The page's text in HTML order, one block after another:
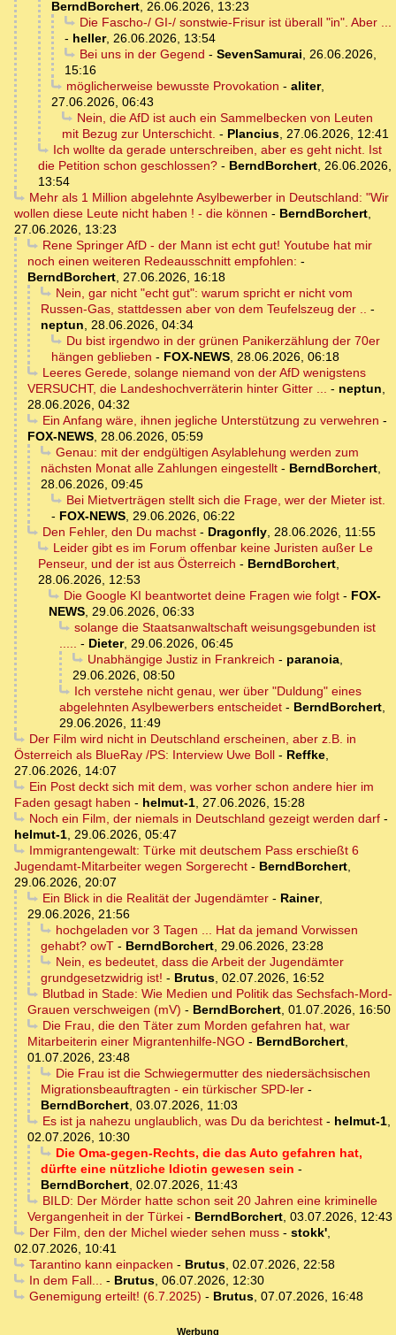
BerndBorchert, 26.06.2026, 13:23
Die Fascho-/ GI-/ sonstwie-Frisur ist überall "in". Aber ...
- heller, 26.06.2026, 13:54
Bei uns in der Gegend - SevenSamurai, 26.06.2026,
15:16
möglicherweise bewusste Provokation - aliter,
27.06.2026, 06:43
Nein, die AfD ist auch ein Sammelbecken von Leuten
mit Bezug zur Unterschicht. - Plancius, 27.06.2026, 12:41
Ich wollte da gerade unterschreiben, aber es geht nicht. Ist
die Petition schon geschlossen? - BerndBorchert, 26.06.2026,
13:54
Mehr als 1 Million abgelehnte Asylbewerber in Deutschland: "Wir
wollen diese Leute nicht haben ! - die können - BerndBorchert,
27.06.2026, 13:23
Rene Springer AfD - der Mann ist echt gut! Youtube hat mir
noch einen weiteren Redeausschnitt empfohlen: -
BerndBorchert, 27.06.2026, 16:18
Nein, gar nicht "echt gut": warum spricht er nicht vom
Russen-Gas, stattdessen aber von dem Teufelszeug der .. -
neptun, 28.06.2026, 04:34
Du bist irgendwo in der grünen Panikerzählung der 70er
hängen geblieben - FOX-NEWS, 28.06.2026, 06:18
Leeres Gerede, solange niemand von der AfD wenigstens
VERSUCHT, die Landeshochverräterin hinter Gitter ... - neptun,
28.06.2026, 04:32
Ein Anfang wäre, ihnen jegliche Unterstützung zu verwehren -
FOX-NEWS, 28.06.2026, 05:59
Genau: mit der endgültigen Asylablehung werden zum
nächsten Monat alle Zahlungen eingestellt - BerndBorchert,
28.06.2026, 09:45
Bei Mietverträgen stellt sich die Frage, wer der Mieter ist.
- FOX-NEWS, 29.06.2026, 06:22
Den Fehler, den Du machst- Dragonfly, 28.06.2026, 11:55
Leider gibt es im Forum offenbar keine Juristen außer Le
Penseur, und der ist aus Österreich - BerndBorchert,
28.06.2026, 12:53
Die Google KI beantwortet deine Fragen wie folgt- FOX-
NEWS, 29.06.2026, 06:33
solange die Staatsanwaltschaft weisungsgebunden ist
..... - Dieter, 29.06.2026, 06:45
Unabhängige Justiz in Frankreich - paranoia,
29.06.2026, 08:50
Ich verstehe nicht genau, wer über "Duldung" eines
abgelehnten Asylbewerbers entscheidet - BerndBorchert,
29.06.2026, 11:49
Der Film wird nicht in Deutschland erscheinen, aber z.B. in
Österreich als BlueRay /PS: Interview Uwe Boll - Reffke,
27.06.2026, 14:07
Ein Post deckt sich mit dem, was vorher schon andere hier im
Faden gesagt haben - helmut-1, 27.06.2026, 15:28
Noch ein Film, der niemals in Deutschland gezeigt werden darf-
helmut-1, 29.06.2026, 05:47
Immigrantengewalt: Türke mit deutschem Pass erschießt 6
Jugendamt-Mitarbeiter wegen Sorgerecht - BerndBorchert,
29.06.2026, 20:07
Ein Blick in die Realität der Jugendämter- Rainer,
29.06.2026, 21:56
hochgeladen vor 3 Tagen ... Hat da jemand Vorwissen
gehabt? owT - BerndBorchert, 29.06.2026, 23:28
Nein, es bedeutet, dass die Arbeit der Jugendämter
grundgesetzwidrig ist! - Brutus, 02.07.2026, 16:52
Blutbad in Stade: Wie Medien und Politik das Sechsfach-Mord-
Grauen verschweigen (mV) - BerndBorchert, 01.07.2026, 16:50
Die Frau, die den Täter zum Morden gefahren hat, war
Mitarbeiterin einer Migrantenhilfe-NGO - BerndBorchert,
01.07.2026, 23:48
Die Frau ist die Schwiegermutter des niedersächsischen
Migrationsbeauftragten - ein türkischer SPD-ler -
BerndBorchert, 03.07.2026, 11:03
Es ist ja nahezu unglaublich, was Du da berichtest- helmut-1,
02.07.2026, 10:30
Die Oma-gegen-Rechts, die das Auto gefahren hat,
dürfte eine nützliche Idiotin gewesen sein -
BerndBorchert, 02.07.2026, 11:43
BILD: Der Mörder hatte schon seit 20 Jahren eine kriminelle
Vergangenheit in der Türkei - BerndBorchert, 03.07.2026, 12:43
Der Film, den der Michel wieder sehen muss- stokk',
02.07.2026, 10:41
Tarantino kann einpacken - Brutus, 02.07.2026, 22:58
In dem Fall... - Brutus, 06.07.2026, 12:30
Genemigung erteilt! (6.7.2025) - Brutus, 07.07.2026, 16:48
Werbung